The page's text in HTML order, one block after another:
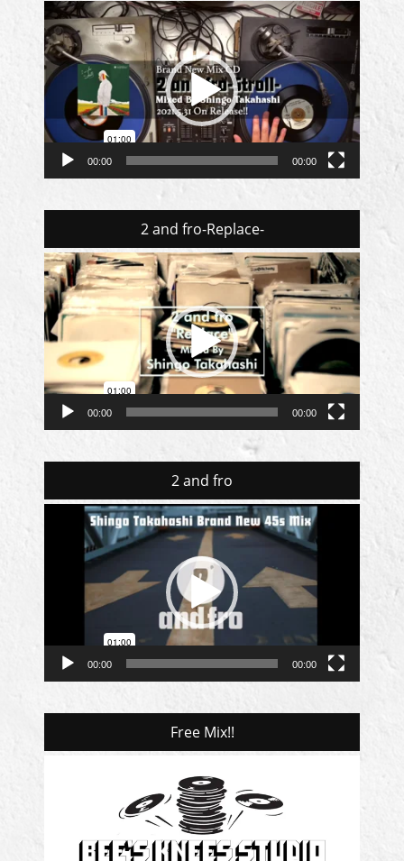
動
画
プ
レ
ー
ー
00:00 00:00
2 and fro-Replace-
動
画
プ
レ
ー
00:00 00:00
2 and fro
00:00 00:00
Free Mix!!